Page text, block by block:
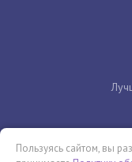
Пользуясь сайтом, вы